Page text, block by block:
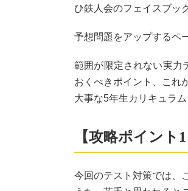
ひ鉄人会のフェイスブッ
予想問題をアップするペ
範囲が限定されない実力
おくべきポイント、これ
大事な5年生カリキュラ
【攻略ポイン
今回のテスト対策では、